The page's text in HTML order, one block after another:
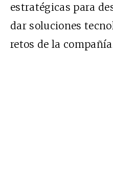
estratégicas para
dar soluciones
retos de la